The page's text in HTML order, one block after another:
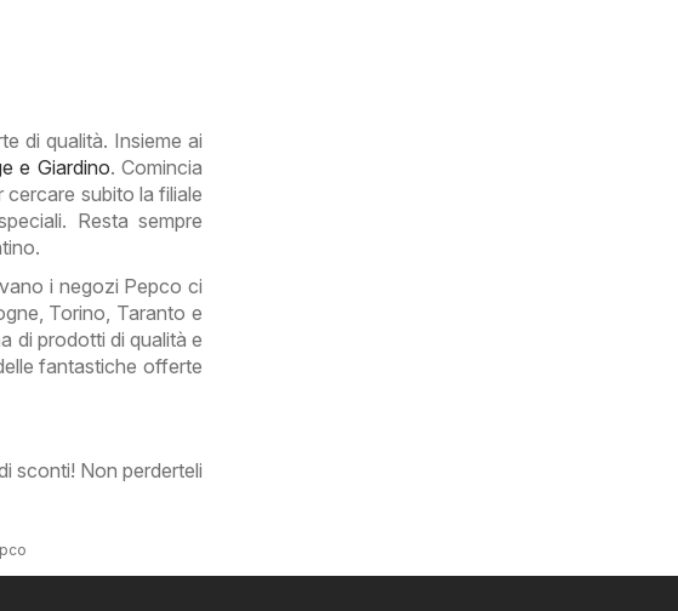
di qualità. Insieme ai
e Giardino. Comincia
cercare subito la filiale
Resta sempre
i negozi Pepco ci
Torino, Taranto e
di prodotti di qualità e
fantastiche offerte
sconti! Non perderteli